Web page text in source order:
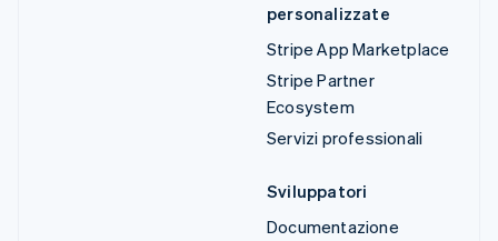
personalizzate
Stripe App Marketplace
Stripe Partner
Ecosystem
Servizi professionali
Sviluppatori
Documentazione